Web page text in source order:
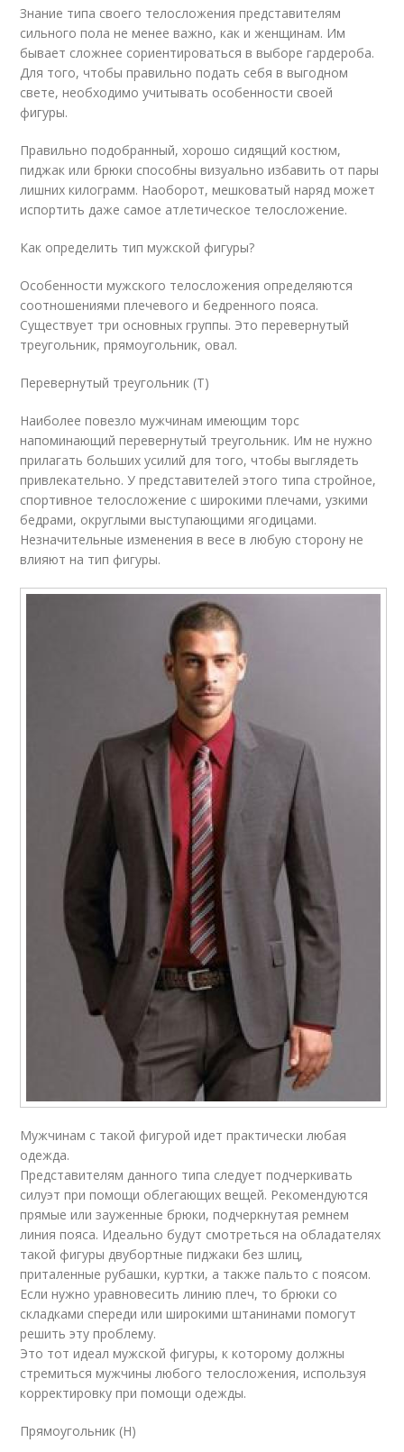
Знание типа своего телосложения представителям
сильного пола не менее важно, как и женщинам. Им
бывает сложнее сориентироваться в выборе гардероба.
Для того, чтобы правильно подать себя в выгодном
свете, необходимо учитывать особенности своей
фигуры.
Правильно подобранный, хорошо сидящий костюм,
пиджак или брюки способны визуально избавить от пары
лишних килограмм. Наоборот, мешковатый наряд может
испортить даже самое атлетическое телосложение.
Как определить тип мужской фигуры?
Особенности мужского телосложения определяются
соотношениями плечевого и бедренного пояса.
Существует три основных группы. Это перевернутый
треугольник, прямоугольник, овал.
Перевернутый треугольник (Т)
Наиболее повезло мужчинам имеющим торс
напоминающий перевернутый треугольник. Им не нужно
прилагать больших усилий для того, чтобы выглядеть
привлекательно. У представителей этого типа стройное,
спортивное телосложение с широкими плечами, узкими
бедрами, округлыми выступающими ягодицами.
Незначительные изменения в весе в любую сторону не
влияют на тип фигуры.
Мужчинам с такой фигурой идет практически любая
одежда.
Представителям данного типа следует подчеркивать
силуэт при помощи облегающих вещей. Рекомендуются
прямые или зауженные брюки, подчеркнутая ремнем
линия пояса. Идеально будут смотреться на обладателях
такой фигуры двубортные пиджаки без шлиц,
приталенные рубашки, куртки, а также пальто с поясом.
Если нужно уравновесить линию плеч, то брюки со
складками спереди или широкими штанинами помогут
решить эту проблему.
Это тот идеал мужской фигуры, к которому должны
стремиться мужчины любого телосложения, используя
корректировку при помощи одежды.
Прямоугольник (Н)